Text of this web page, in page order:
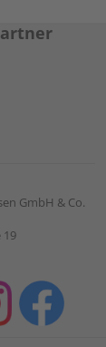
GmbH & Co.
19